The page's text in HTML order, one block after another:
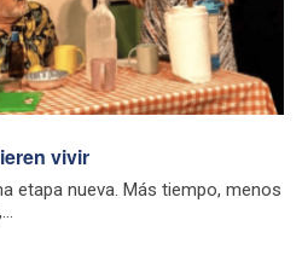
vivir
etapa nueva. Más tiempo, menos